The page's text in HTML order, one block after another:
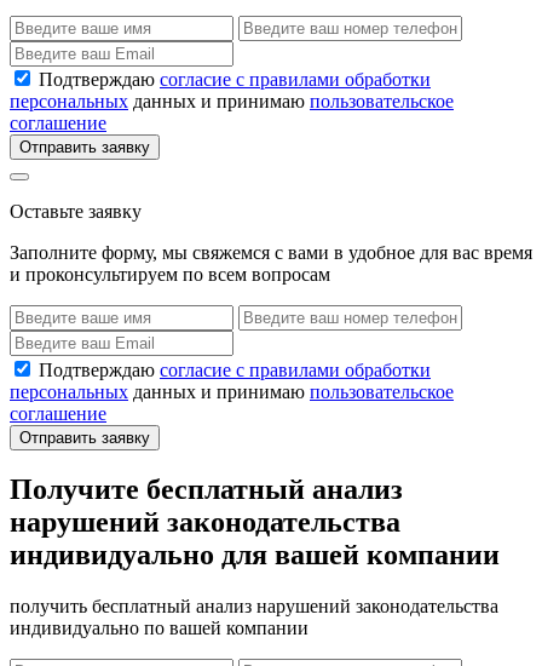
Подтверждаю согласие с правилами обработки
персональных данных и принимаю пользовательское
соглашение
Отправить заявку
Оставьте заявку
Заполните форму, мы свяжемся с вами в удобное для вас время
и проконсультируем по всем вопросам
Подтверждаю согласие с правилами обработки
персональных данных и принимаю пользовательское
соглашение
Отправить заявку
Получите бесплатный анализ
нарушений законодательства
индивидуально для вашей компании
получить бесплатный анализ нарушений законодательства
индивидуально по вашей компании